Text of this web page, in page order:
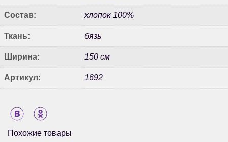
Состав: хлопок 100%
Ткань: бязь
Ширина: 150 см
Артикул: 1692
Похожие товары